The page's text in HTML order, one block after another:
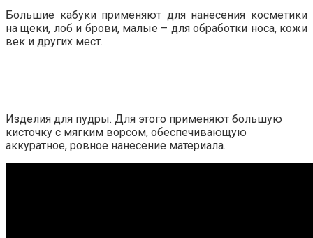
Большие кабуки применяют для нанесения косметики
на щеки, лоб и брови, малые – для обработки носа, кожи
век и других мест.
Изделия для пудры. Для этого применяют большую
кисточку с мягким ворсом, обеспечивающую
аккуратное, ровное нанесение материала.